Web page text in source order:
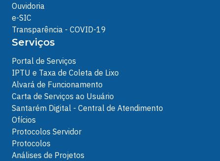
Ouvidoria
e-SIC
Transparência - COVID-19
Serviços
Portal de Serviços
IPTU e Taxa de Coleta de Lixo
Alvará de Funcionamento
Carta de Serviços ao Usuário
Santarém Digital - Central de Atendimento
Ofícios
Protocolos Servidor
Protocolos
Análises de Projetos